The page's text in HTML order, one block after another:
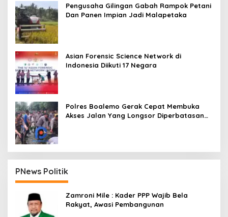
Pengusaha Gilingan Gabah Rampok Petani
Dan Panen Impian Jadi Malapetaka
Asian Forensic Science Network di
Indonesia Diikuti 17 Negara
Polres Boalemo Gerak Cepat Membuka
Akses Jalan Yang Longsor Diperbatasan
PNews Politik
Zamroni Mile : Kader PPP Wajib Bela
Rakyat, Awasi Pembangunan